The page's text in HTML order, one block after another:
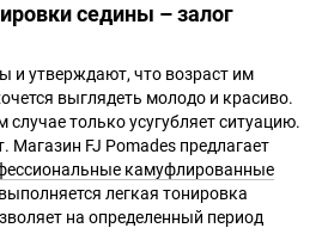
седины – залог
и утверждают, что возраст им
выглядеть молодо и красиво.
только усугубляет ситуацию.
Магазин FJ Pomades предлагает
камуфлированные
легкая тонировка
на определенный период